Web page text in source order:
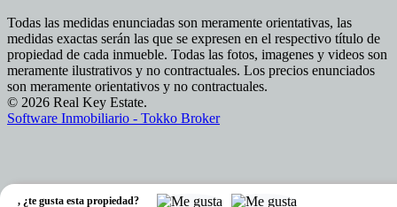
, ¿te gusta esta propiedad?
Todas las medidas enunciadas son meramente orientativas, las
medidas exactas serán las que se expresen en el respectivo título de
propiedad de cada inmueble. Todas las fotos, imagenes y videos son
meramente ilustrativos y no contractuales. Los precios enunciados
son meramente orientativos y no contractuales.
© 2026 Real Key Estate.
Software Inmobiliario - Tokko Broker